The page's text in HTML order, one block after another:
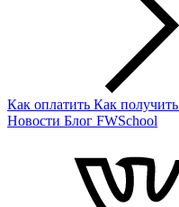
Как оплатить Как получить
Новости Блог FWSchool